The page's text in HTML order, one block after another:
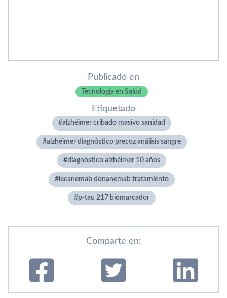
Publicado en
Tecnología en Salud
Etiquetado
alzhéimer cribado masivo sanidad
alzhéimer diagnóstico precoz análisis sangre
diagnóstico alzhéimer 10 años
lecanemab donanemab tratamiento
p-tau 217 biomarcador
Comparte en: